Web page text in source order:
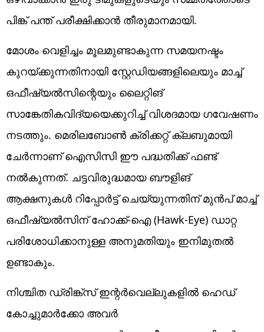
പിങ്ക് പന്ത് പരീക്ഷിക്കാൻ തീരുമാനമായി.
മോശം വെളിച്ചം മൂലമുണ്ടാകുന്ന സമയനഷ്ടം
കുറയ്ക്കുന്നതിനായി സ്റ്റേഡിയങ്ങളിലെയും മാച്ച്
ഒഫീഷ്യൽസിന്റെയും ലൈറ്റിങ്
സാങ്കേതികവിദ്യയെക്കുറിച്ച് വിശദമായ ഗവേഷണം
നടത്തും. മെരിലബോൺ ക്രിക്കറ്റ് ക്ലബുമായി
ചേർന്നാണ് ഐസിസി ഈ പദ്ധതിക്ക് ഫണ്ട്
നൽകുന്നത്. ചട്ടവിരുദ്ധമായ ബൗളിങ്
ആക്ഷനുകൾ റിപ്പോർട്ട് ചെയ്യുന്നതിന് മുൻപ് മാച്ച്
ഒഫീഷ്യൽസിന് ഹോക്ക്-ഐ (Hawk-Eye) ഡാറ്റ
പരിശോധിക്കാനുള്ള അനുമതിയും ഇനിമുതൽ
ഉണ്ടാകും.
നിശ്ചിത ഡ്രിങ്ക്സ് ഇന്റർവെല്ലുകളിൽ ഹെഡ്
കോച്ചുമാർക്കോ അവർ